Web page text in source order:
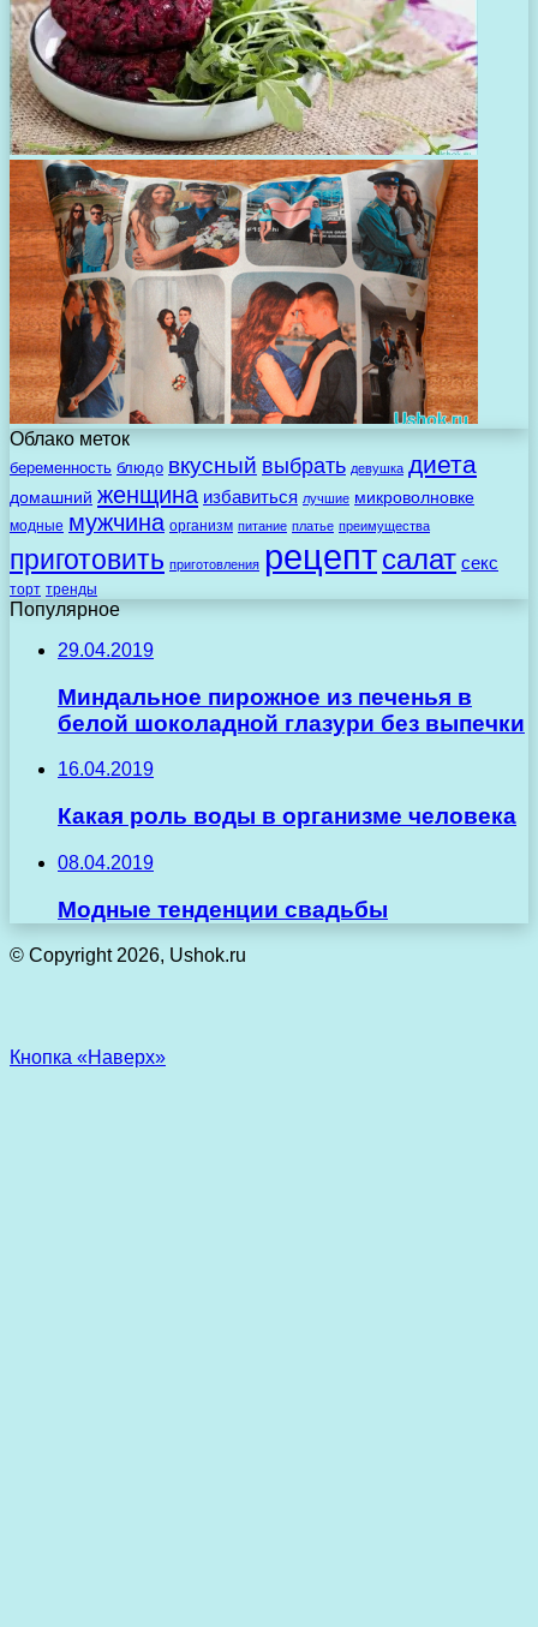
Облако меток
беременность блюдо вкусный выбрать девушка диета
домашний женщина избавиться лучшие микроволновке
модные мужчина организм питание платье преимущества
приготовить приготовления рецептсалат секс
торт тренды
Популярное
29.04.2019
Миндальное пирожное из печенья в
белой шоколадной глазури без выпечки
16.04.2019
Какая роль воды в организме человека
08.04.2019
Модные тенденции свадьбы
© Copyright 2026, Ushok.ru
Кнопка «Наверх»